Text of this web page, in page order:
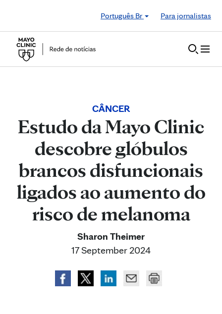
Português Br
Para jornalistas
CÂNCER
Estudo da Mayo Clinic
descobre glóbulos
brancos disfuncionais
ligados ao aumento do
risco de melanoma
Sharon Theimer
17 September 2024